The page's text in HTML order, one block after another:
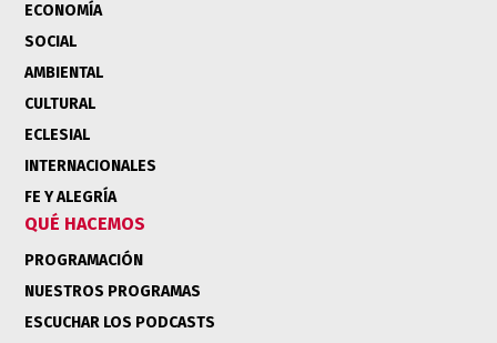
ECONOMÍA
SOCIAL
AMBIENTAL
CULTURAL
ECLESIAL
INTERNACIONALES
FE Y ALEGRÍA
QUÉ HACEMOS
PROGRAMACIÓN
NUESTROS PROGRAMAS
ESCUCHAR LOS PODCASTS